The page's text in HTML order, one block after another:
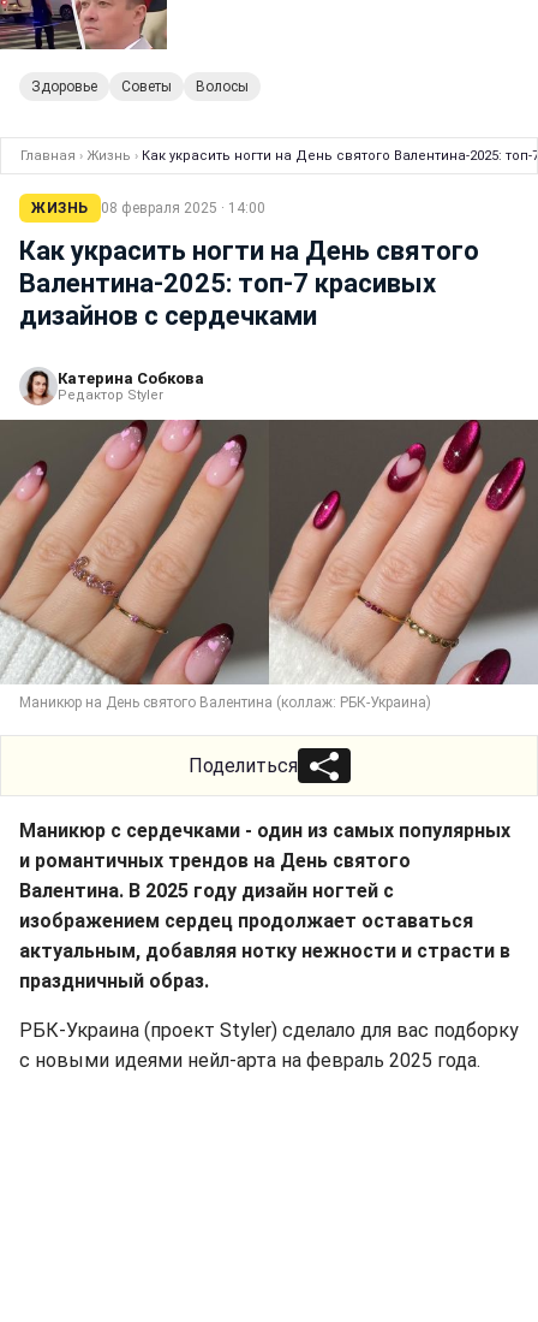
Здоровье Советы Волосы
Главная › Жизнь › Как украсить ногти на День святого Валентина-2025:
ЖИЗНЬ 08 февраля 2025 · 14:00
Как украсить ногти на День святого
Валентина-2025: топ-7 красивых
дизайнов с сердечками
Катерина Собкова
Редактор Styler
Маникюр на День святого Валентина (коллаж: РБК-Украина)
Поделиться
Маникюр с сердечками - один из самых популярных
и романтичных трендов на День святого
Валентина. В 2025 году дизайн ногтей с
изображением сердец продолжает оставаться
актуальным, добавляя нотку нежности и страсти в
праздничный образ.
РБК-Украина (проект Styler) сделало для вас подборку
с новыми идеями нейл-арта на февраль 2025 года.